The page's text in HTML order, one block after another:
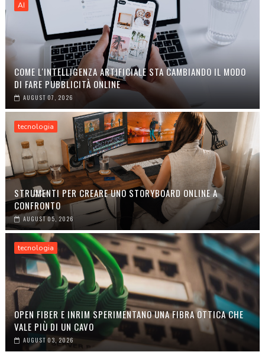
AI
COME L'INTELLIGENZA ARTIFICIALE STA CAMBIANDO IL MODO
DI FARE PUBBLICITÀ ONLINE
AUGUST 07, 2026
tecnologia
STRUMENTI PER CREARE UNO STORYBOARD ONLINE A
CONFRONTO
AUGUST 05, 2026
tecnologia
OPEN FIBER E INRIM SPERIMENTANO UNA FIBRA OTTICA CHE
VALE PIÙ DI UN CAVO
AUGUST 03, 2026